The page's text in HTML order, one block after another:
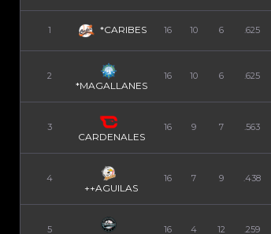
1 *CARIBES 16 10 6 .625
2
*MAGALLANES
16 10 6 .625
3
CARDENALES
16 9 7 .563
4
++AGUILAS
16 7 9 .438
5 16 4 12 .259